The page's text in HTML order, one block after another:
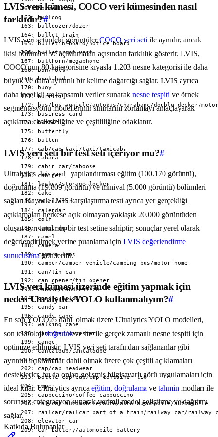
LVIS veri kümesi, COCO veri kümesinden nasıl
farklıdır?#
LVIS veri setindeki görüntülerCOCO veri seti ile aynıdır, ancak
ikisi bölümleri ve açıklamaları açısından farklılık gösterir. LVIS,
COCO'nun 80 kategorisine kıyasla 1.203 nesne kategorisi ile daha
büyük ve daha ayrıntılı bir kelime dağarcığı sağlar. LVIS ayrıca
daha incelikli ve kapsamlı veriler sunarak nesne tespiti ve örnek
segmentasyonu modellerinin sınırlarını zorlamayı amaçlayarak
açıklama eksiksizliğine ve çeşitliliğine odaklanır.
LVIS veri seti bir test seti içeriyor mu?#
Ultralytics lvis.yaml
yapılandırması eğitim (100.170 görüntü),
doğrulama (19.809 görüntü) ve minival (5.000 görüntü) bölümleri
sağlar. Kaynak LVIS karşılaştırma testi ayrıca yer gerçekliği
açıklamaları herkese açık olmayan yaklaşık 20.000 görüntüden
oluşan ayrı tutulmuş bir test setine sahiptir; sonuçlar yerel olarak
değerlendirilmek yerine puanlama için LVIS değerlendirme
sunucusunagönderilir.
LVIS veri kümesi üzerinde eğitim yapmak için
neden Ultralytics YOLO kullanmalıyım?#
En son YOLO26 dahil olmak üzere Ultralytics YOLO modelleri,
son teknolojidoğrulukve hız ile gerçek zamanlı nesne tespiti için
optimize edilmiştir. LVIS veri seti tarafından sağlananlar gibi
ayrıntılı açıklamalar dahil olmak üzere çok çeşitli açıklamaları
desteklerler, bu da onları gelişmiş bilgisayarlı görü uygulamaları için
ideal kılar. Ultralytics ayrıca eğitim, doğrulama ve tahmin modları ile
sorunsuz entegrasyon sunarak verimli model geliştirme ve dağıtımı
sağlar.
Katkıda Bulunanlar